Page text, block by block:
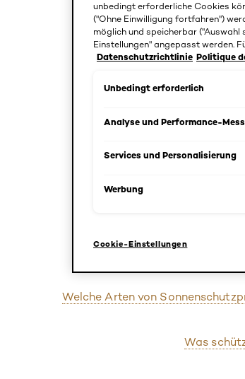
Welche Arten von
Was
unbedingt erforderliche Cookies
("Ohne Einwilligung fortfahren")
möglich und speicherbar ("Auswahl
Einstellungen" angepasst werden.
Datenschutzrichtlinie Politique
Unbedingt erforderlich
Analyse und Performance-
Services und Personalisierung
Werbung
Cookie-Einstellungen